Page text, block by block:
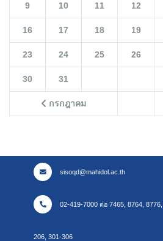
กรกฎาคม
9 10 11 12
16 17 18 19
23 24 25 26
30 31
sisoqd@mahidol.ac.th
02-419-7000 ต่อ 7465, 8764,
206, 301-306